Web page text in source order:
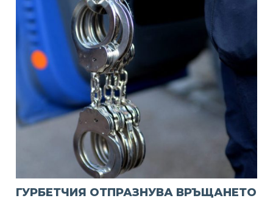
ГУРБЕТЧИЯ ОТПРАЗНУВА ВРЪЩАНЕТО